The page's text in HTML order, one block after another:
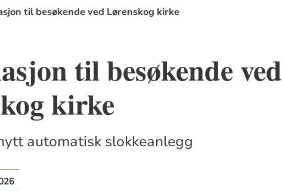
til besøkende ved Lørenskog kirke
til besøkende ved
kirke
automatisk slokkeanlegg